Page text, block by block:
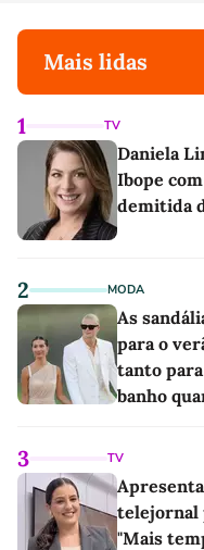
Mais lidas
1 TV
Daniela
Ibope
demitida
2 MODA
As
para o
tanto
banho
3 TV
telejornal
"Mais